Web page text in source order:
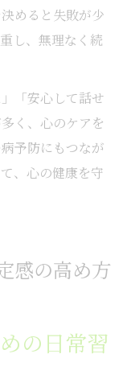
めると失敗が少
し、無理なく続
「安心して話せ
く、心のケアを
予防にもつなが
、心の健康を守
感の高め方
の日常習